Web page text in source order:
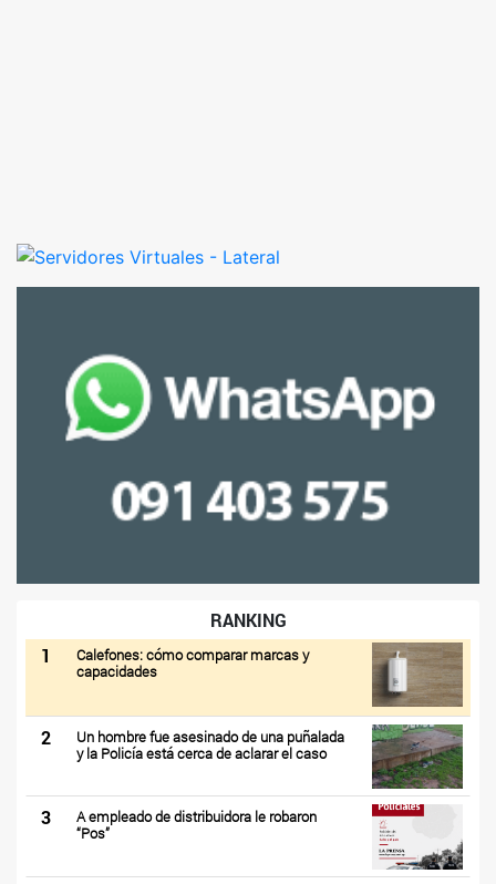
RANKING
1
Calefones: cómo comparar marcas y
capacidades
2
Un hombre fue asesinado de una puñalada
y la Policía está cerca de aclarar el caso
3
A empleado de distribuidora le robaron
“Pos”